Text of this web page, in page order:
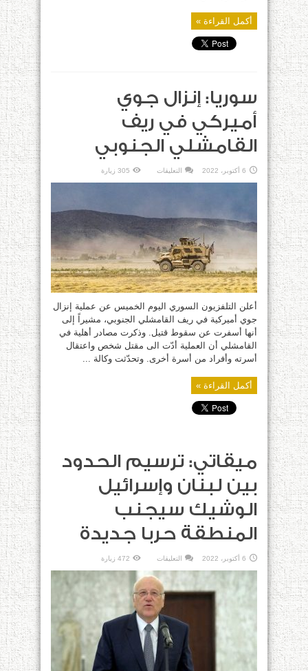
أكمل القراءة »
سوريا: إنزال جوي
أميركي في ريف
القامشلي الجنوبي
6 أكتوبر، 2022 التعليقات
إنزال
الجنوبي
مغلقة
305 زيارة
أعلن التلفزيون السوري اليوم الخميس عن عملية إنزال
جوي أميركية في ريف القامشلي الجنوبي، مشيراً إلى
أنها أسفرت عن سقوط قتيل. وذكرت مصادر أهلية في
القامشلي أن العملية أدّت الى مقتل شخص واعتقال
أسرته وأفراد من أسرة أخرى. وتحدّثت وكالة ...
أكمل القراءة »
ميقاتي: ترسيم الحدود
بين لبنان وإسرائيل
الوشيك سيجنب
المنطقة حربا جديدة
6 أكتوبر، 2022 التعليقات
ترسيم
الحدود
بين
لبنان
وإسرائيل
الوشيك
سيجنب
المنطقة
حربا
جديدة
مغلقة
472 زيارة